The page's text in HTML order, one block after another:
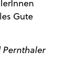
Gute